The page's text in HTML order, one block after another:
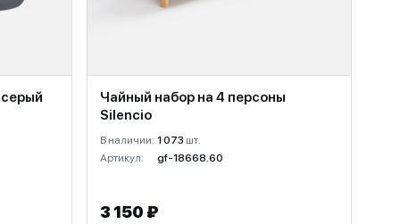
Чайный набор на 4 персоны
Silencio
В наличии: 1 073 шт.
Артикул:
gf-18668.60
3 150 ₽